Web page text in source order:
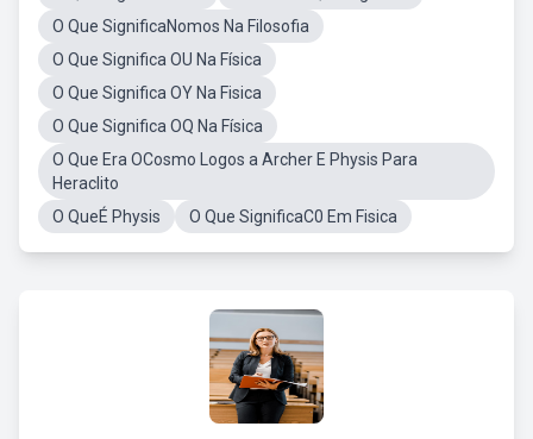
O Que SignificaNomos Na Filosofia
O Que Significa OU Na Física
O Que Significa OY Na Fisica
O Que Significa OQ Na Física
O Que Era OCosmo Logos a Archer E Physis Para
Heraclito
O QueÉ Physis
O Que SignificaC0 Em Fisica